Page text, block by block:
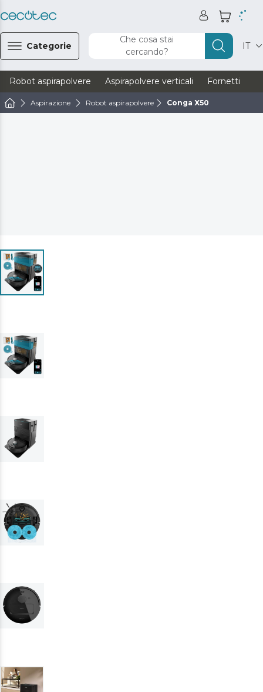
Categorie
Che cosa stai
cercando?
IT
Robot aspirapolvere Aspirapolvere verticali Fornetti
Aspirazione Robot aspirapolvere Conga X50